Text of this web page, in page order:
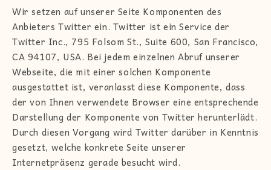
Wir setzen auf unserer Seite Komponenten des
Anbieters Twitter ein. Twitter ist ein Service der
Twitter Inc., 795 Folsom St., Suite 600, San Francisco,
CA 94107, USA. Bei jedem einzelnen Abruf unserer
Webseite, die mit einer solchen Komponente
ausgestattet ist, veranlasst diese Komponente, dass
der von Ihnen verwendete Browser eine entsprechende
Darstellung der Komponente von Twitter herunterlädt.
Durch diesen Vorgang wird Twitter darüber in Kenntnis
gesetzt, welche konkrete Seite unserer
Internetpräsenz gerade besucht wird.